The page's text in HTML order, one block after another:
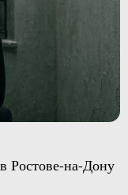
Ростове-на-Дону